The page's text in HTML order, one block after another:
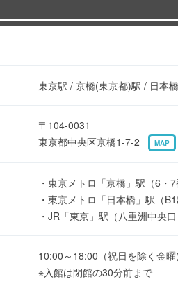
東京駅 / 京橋(東京都)駅 / 日本
〒104-0031
東京都中央区京橋1-7-2
MAP
・東京メトロ「京橋」駅（6・
・東京メトロ「日本橋」駅（
・JR「東京」駅（八重洲中央
10:00～18:00（祝日を除く金曜
※入館は閉館の30分前まで